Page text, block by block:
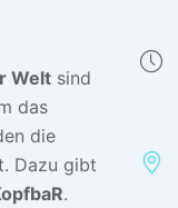
Weltsind
das
die
Dazu gibt
.